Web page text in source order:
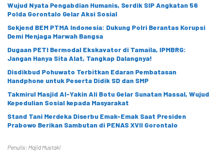
Wujud Nyata Pengabdian Humanis, Serdik SIP Angkatan 56
Polda Gorontalo Gelar Aksi Sosial
Sekjend BEM PTMA Indonesia: Dukung Polri Berantas Korupsi
Demi Menjaga Marwah Bangsa
Dugaan PETI Bermodal Ekskavator di Tamaila, IPMBRG:
Jangan Hanya Sita Alat, Tangkap Dalangnya!
Disdikbud Pohuwato Terbitkan Edaran Pembatasan
Handphone untuk Peserta Didik SD dan SMP
Takmirul Masjid Al-Yakin Ali Botu Gelar Sunatan Massal, Wujud
Kepedulian Sosial kepada Masyarakat
Stand Tani Merdeka Diserbu Emak-Emak Saat Presiden
Prabowo Berikan Sambutan di PENAS XVII Gorontalo
Penulis: Majid Mustaki